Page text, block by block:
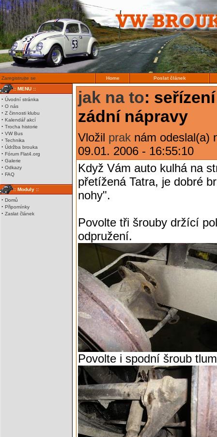
Zaregistrujte se Home
Poslat článek
:: MENU ::
· Úvodní stránka
· O nás
· Z činnosti klubu
· Kalendář akcí
· Trocha historie
· VW Bus
· Technika
· Údržba brouka
· Fórum Flat4.org
· Galerie
· Odkazy
· FAQ
:: Moduly ::
· Domů
· Připomínky
· Zaslat článek
jak na to:
zádní nápravy
Vložil prak nám odeslal(a)
09.01. 2006 - 16:55:10
Když Vám auto kulhá na
přetížená Tatra, je dobré
nohy".
Povolte tři šrouby držící
odpružení.
Povolte i spodní šroub